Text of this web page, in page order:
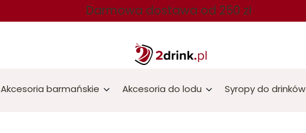
Darmowa dostawa od 250 zł
Akcesoria barmańskie Akcesoria do lodu Syropy do drinków